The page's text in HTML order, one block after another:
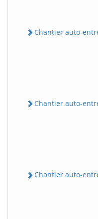
Chantier auto-
Chantier auto-
Chantier auto-